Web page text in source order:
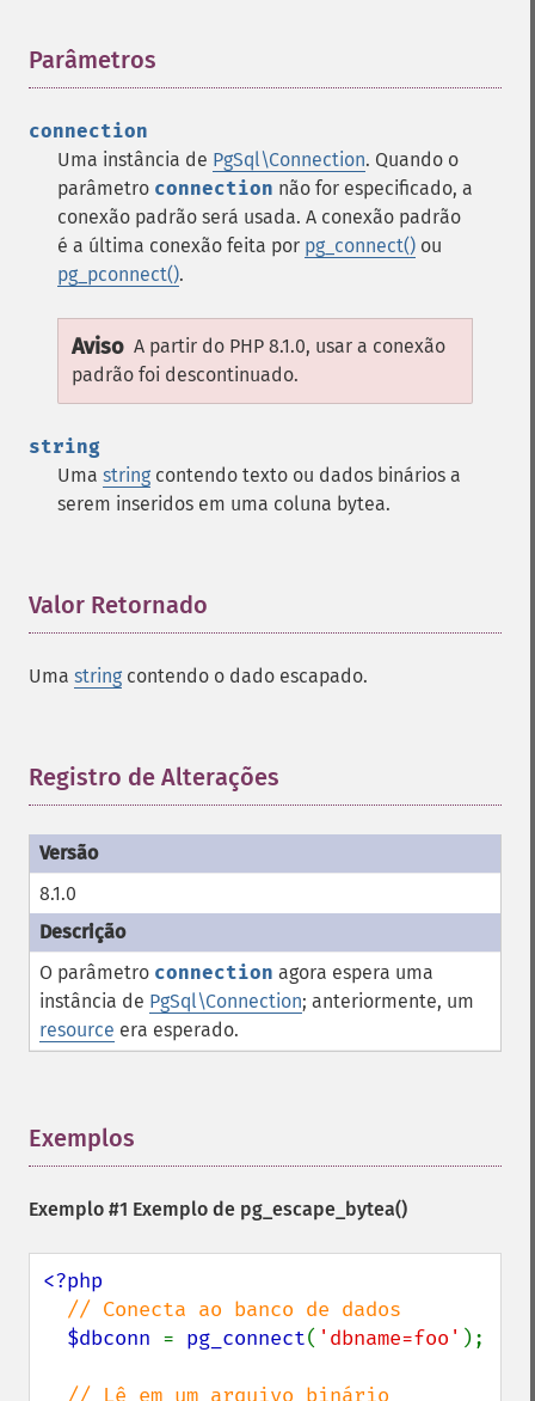
Parâmetros
connection
Uma instância de PgSql\Connection. Quando o
parâmetro connection não for especificado, a
conexão padrão será usada. A conexão padrão
é a última conexão feita por pg_connect() ou
pg_pconnect().
Aviso A partir do PHP 8.1.0, usar a conexão
padrão foi descontinuado.
string
Uma string contendo texto ou dados binários a
serem inseridos em uma coluna bytea.
Valor Retornado
Uma string contendo o dado escapado.
Registro de Alterações
8.1.0
O parâmetro connection agora espera uma
instância de PgSql\Connection; anteriormente, um
resource era esperado.
Exemplos
Exemplo #1 Exemplo de pg_escape_bytea()
<?php
// Conecta ao banco de dados
$dbconn = pg_connect( 'dbname=foo' );
// Lê em um arquivo binário